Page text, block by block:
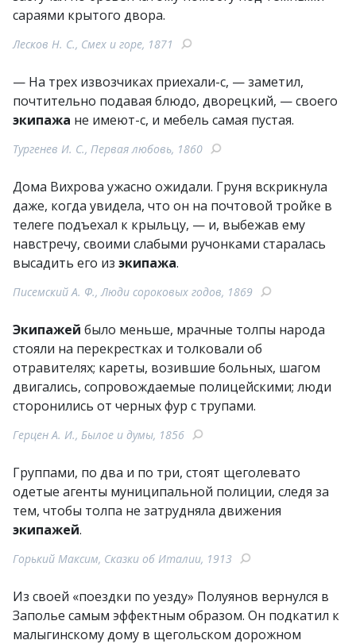
сараями крытого двора.
Лесков Н. С., Смех и горе, 1871
— На трех извозчиках приехали-с, — заметил,
почтительно подавая блюдо, дворецкий, — своего
экипажа не имеют-с, и мебель самая пустая.
Тургенев И. С., Первая любовь, 1860
Дома Вихрова ужасно ожидали. Груня вскрикнула
даже, когда увидела, что он на почтовой тройке в
телеге подъехал к крыльцу, — и, выбежав ему
навстречу, своими слабыми ручонками старалась
высадить его из экипажа.
Писемский А. Ф., Люди сороковых годов, 1869
Экипажей было меньше, мрачные толпы народа
стояли на перекрестках и толковали об
отравителях; кареты, возившие больных, шагом
двигались, сопровождаемые полицейскими; люди
сторонились от черных фур с трупами.
Герцен А. И., Былое и думы, 1856
Группами, по два и по три, стоят щеголевато
одетые агенты муниципальной полиции, следя за
тем, чтобы толпа не затрудняла движения
экипажей.
Горький Максим, Сказки об Италии, 1913
Из своей «поездки по уезду» Полуянов вернулся в
Заполье самым эффектным образом. Он подкатил к
малыгинскому дому в щегольском дорожном